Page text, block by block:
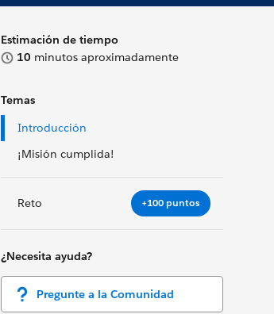
Estimación de tiempo
10 minutos aproximadamente
Temas
Introducción
¡Misión cumplida!
Reto +100 puntos
¿Necesita ayuda?
Pregunte a la Comunidad